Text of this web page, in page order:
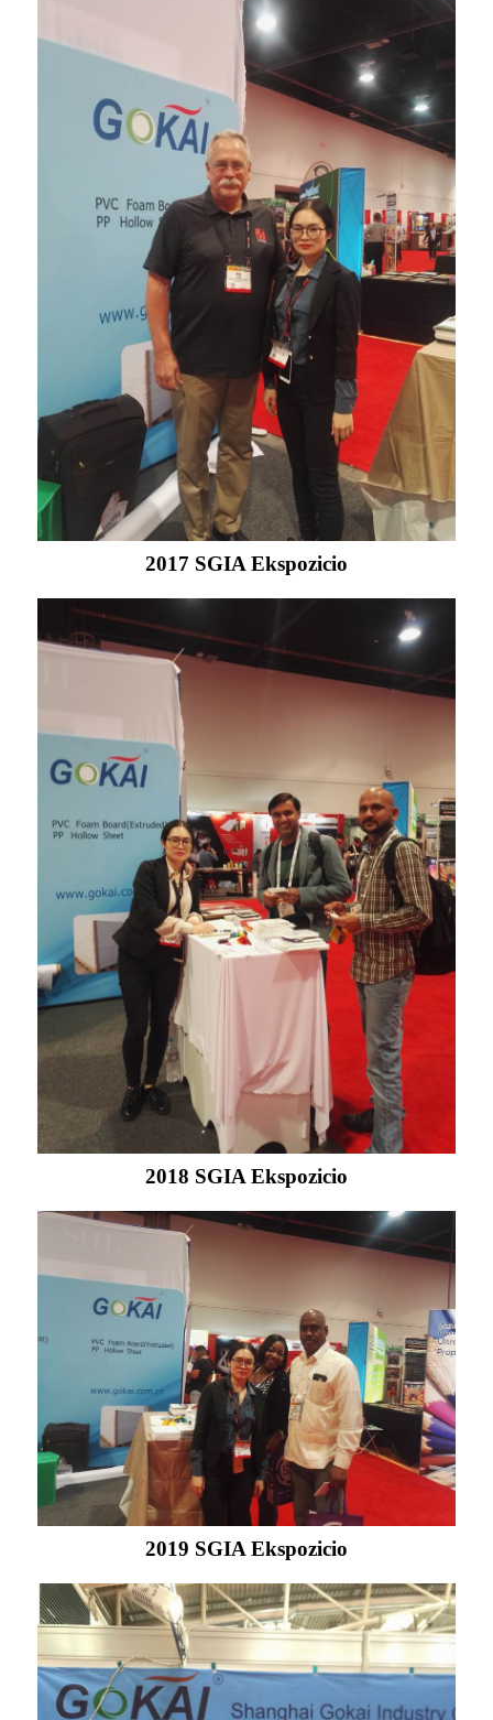
2017 SGIA Ekspozicio
2018 SGIA Ekspozicio
2019 SGIA Ekspozicio